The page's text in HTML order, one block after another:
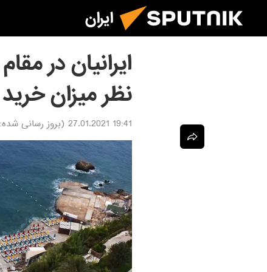
ایران
ایرانیان در
نظر میزان
19:41 27.01.2021 (بروز رسانی شده: